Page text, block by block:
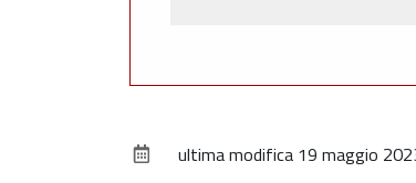
ultima modifica 19 maggio